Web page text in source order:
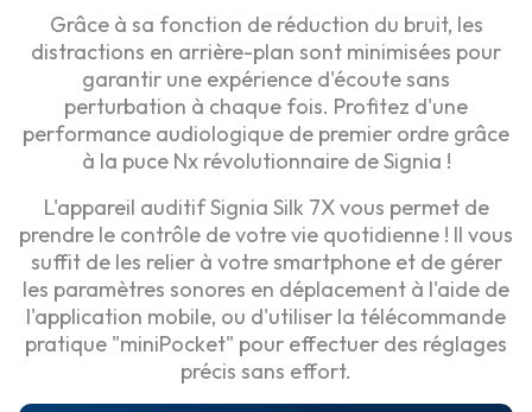
Grâce à sa fonction de réduction du bruit, les
distractions en arrière-plan sont minimisées pour
garantir une expérience d'écoute sans
perturbation à chaque fois. Profitez d'une
performance audiologique de premier ordre grâce
à la puce Nx révolutionnaire de Signia !
L'appareil auditif Signia Silk 7X vous permet de
prendre le contrôle de votre vie quotidienne ! Il vous
suffit de les relier à votre smartphone et de gérer
les paramètres sonores en déplacement à l'aide de
l'application mobile, ou d'utiliser la télécommande
pratique "miniPocket" pour effectuer des réglages
précis sans effort.